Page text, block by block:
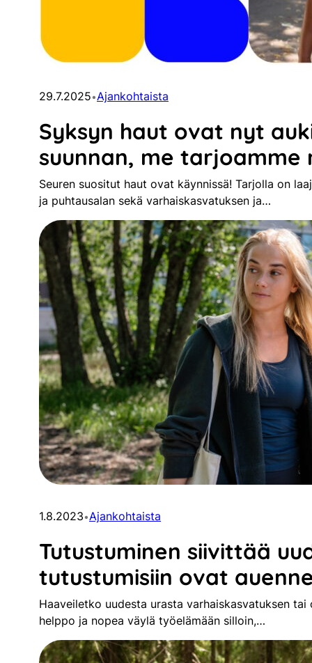
29.7.2025•Ajankohtaista
Syksyn haut ovat nyt
suunnan, me tarjoamme
Seuren suositut haut ovat käynnissä! Tarjolla on
ja puhtausalan sekä varhaiskasvatuksen ja…
1.8.2023•Ajankohtaista
Tutustuminen siivittää
tutustumisiin ovat
Haaveiletko uudesta urasta varhaiskasvatuksen
helppo ja nopea väylä työelämään silloin,…